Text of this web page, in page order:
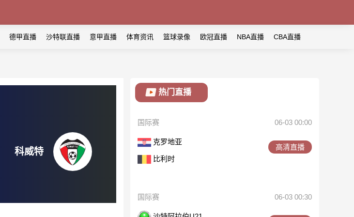
德甲直播 沙特联直播 意甲直播 体育资讯 篮球录像 欧冠直播 NBA直播 CBA直播
科威特
热门直播
国际赛 06-03 00:00
克罗地亚
比利时
高清直播
国际赛 06-03 00:30